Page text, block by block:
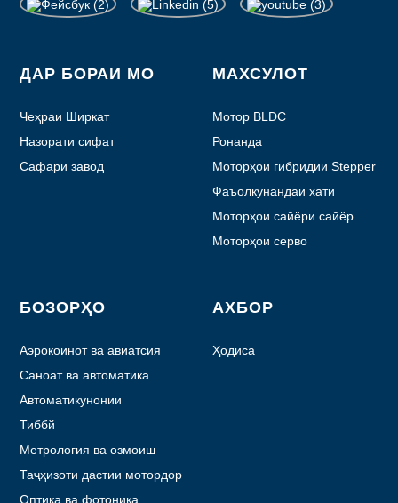
ДАР БОРАИ МО
Чеҳраи Ширкат
Назорати сифат
Сафари завод
МАХСУЛОТ
Мотор BLDC
Ронанда
Моторҳои гибридии Stepper
Фаъолкунандаи хатӣ
Моторҳои сайёри сайёр
Моторҳои серво
БОЗОРҲО
Аэрокоинот ва авиатсия
Саноат ва автоматика
Автоматикунонии
лаборатория
Тиббй
Метрология ва озмоиш
Таҷҳизоти дастии мотордор
Оптика ва фотоника
АХБОР
Ҳодиса